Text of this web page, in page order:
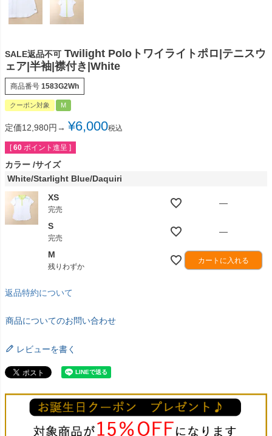
SALE返品不可 Twilight Poloトワイライトポロ|テニスウ
ェア|半袖|襟付き|White
商品番号 1583G2Wh
クーポン対象 M
定価12,980円→ ¥6,000税込
[ 60 ポイント進呈 ]
カラー サイズ
White/Starlight Blue/Daquiri
XS
完売
—
S
完売
—
M
残りわずか
カートに入れる
返品特約について
商品についてのお問い合わせ
レビューを書く